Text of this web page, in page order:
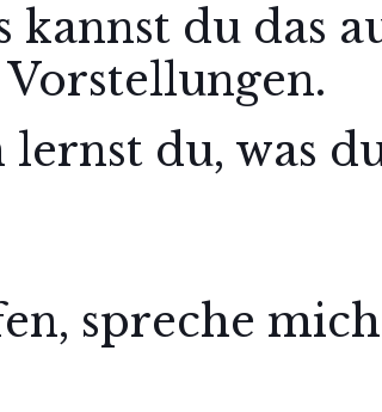
du das
du, was
spreche